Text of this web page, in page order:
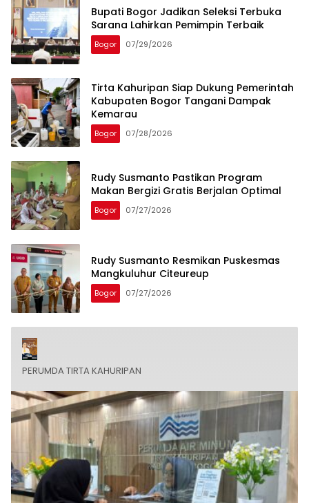
Bupati Bogor Jadikan Seleksi Terbuka
Sarana Lahirkan Pemimpin Terbaik
Bogor 07/29/2026
Tirta Kahuripan Siap Dukung Pemerintah
Kabupaten Bogor Tangani Dampak
Kemarau
Bogor 07/28/2026
Rudy Susmanto Pastikan Program
Makan Bergizi Gratis Berjalan Optimal
Bogor 07/27/2026
Rudy Susmanto Resmikan Puskesmas
Mangkuluhur Citeureup
Bogor 07/27/2026
PERUMDA TIRTA KAHURIPAN